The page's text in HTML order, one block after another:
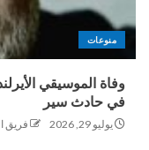
منوعات
وفاة الموسيقي
في حادث سير
يوليو 29, 2026 فريق